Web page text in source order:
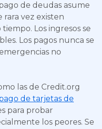
de deudas asume
rara vez existen
Los ingresos se
Los pagos nunca se
no
las de Credit.org
de tarjetas de
para probar
los peores. Se